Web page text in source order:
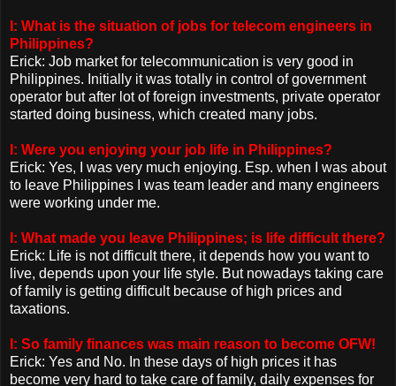
I: What is the situation of jobs for telecom engineers in
Philippines?
Erick: Job market for telecommunication is very good in
Philippines. Initially it was totally in control of government
operator but after lot of foreign investments, private operator
started doing business, which created many jobs.
I: Were you enjoying your job life in Philippines?
Erick: Yes, I was very much enjoying. Esp. when I was about
to leave Philippines I was team leader and many engineers
were working under me.
I: What made you leave Philippines; is life difficult there?
Erick: Life is not difficult there, it depends how you want to
live, depends upon your life style. But nowadays taking care
of family is getting difficult because of high prices and
taxations.
I: So family finances was main reason to become OFW!
Erick: Yes and No. In these days of high prices it has
become very hard to take care of family, daily expenses for